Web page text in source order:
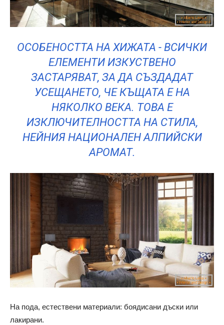
ОСОБЕНОСТТА НА ХИЖАТА - ВСИЧКИ
ЕЛЕМЕНТИ ИЗКУСТВЕНО
ЗАСТАРЯВАТ, ЗА ДА СЪЗДАДАТ
УСЕЩАНЕТО, ЧЕ КЪЩАТА Е НА
НЯКОЛКО ВЕКА. ТОВА Е
ИЗКЛЮЧИТЕЛНОСТТА НА СТИЛА,
НЕЙНИЯ НАЦИОНАЛЕН АЛПИЙСКИ
АРОМАТ.
На пода, естествени материали: боядисани дъски или
лакирани.